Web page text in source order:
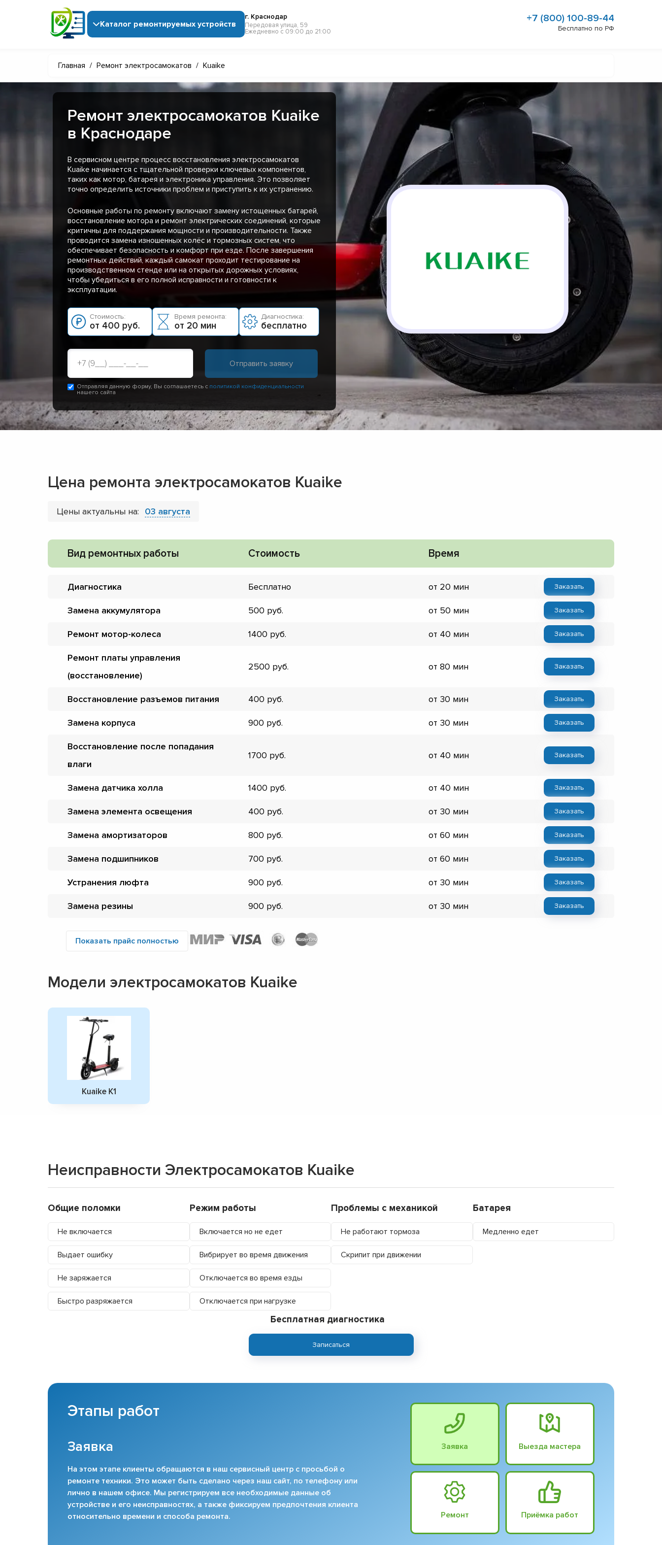
Каталог ремонтируемых устройств
г. Краснодар
Передовая улица, 59
Ежедневно с 09:00 до 21:00
+7 (800) 100-89-44
Бесплатно по РФ
Главная / Ремонт электросамокатов / Kuaike
Ремонт электросамокатов Kuaike
в Краснодаре
В сервисном центре процесс восстановления электросамокатов
Kuaike начинается с тщательной проверки ключевых компонентов,
таких как мотор, батарея и электроника управления. Это позволяет
точно определить источники проблем и приступить к их устранению.
Основные работы по ремонту включают замену истощенных батарей,
восстановление мотора и ремонт электрических соединений, которые
критичны для поддержания мощности и производительности. Также
проводится замена изношенных колёс и тормозных систем, что
обеспечивает безопасность и комфорт при езде. После завершения
ремонтных действий, каждый самокат проходит тестирование на
производственном стенде или на открытых дорожных условиях,
чтобы убедиться в его полной исправности и готовности к
эксплуатации.
Стоимость:
от 400 руб.
Время ремонта:
от 20 мин
Диагностика:
бесплатно
Отправляя данную форму, Вы соглашаетесь с политикой конфиденциальности
нашего сайта
Цена ремонта электросамокатов Kuaike
Цены актуальны на: 03 августа
Вид ремонтных работы Стоимость Время
Диагностика Бесплатно от 20 мин Заказать
Замена аккумулятора 500 от 50 мин Заказать
Ремонт мотор-колеса 1400 от 40 мин Заказать
Ремонт платы управления
(восстановление)
2500 от 80 мин Заказать
Восстановление разъемов питания 400 от 30 мин Заказать
Замена корпуса 900 от 30 мин Заказать
Восстановление после попадания
влаги
1700 от 40 мин Заказать
Замена датчика холла 1400 от 40 мин Заказать
Замена элемента освещения 400 от 30 мин Заказать
Замена амортизаторов 800 от 60 мин Заказать
Замена подшипников 700 от 60 мин Заказать
Устранения люфта 900 от 30 мин Заказать
Замена резины 900 от 30 мин Заказать
Показать прайс полностью
Модели электросамокатов Kuaike
Kuaike K1
Неисправности Электросамокатов Kuaike
Общие поломки
Не включается
Выдает ошибку
Не заряжается
Быстро разряжается
Режим работы
Включается но не едет
Вибрирует во время движения
Отключается во время езды
Отключается при нагрузке
Проблемы с механикой
Не работают тормоза
Скрипит при движении
Батарея
Медленно едет
Бесплатная диагностика
Записаться
Этапы работ
Заявка
На этом этапе клиенты обращаются в наш сервисный центр с просьбой о
ремонте техники. Это может быть сделано через наш сайт, по телефону или
лично в нашем офисе. Мы регистрируем все необходимые данные об
устройстве и его неисправностях, а также фиксируем предпочтения клиента
относительно времени и способа ремонта.
Заявка Выезда мастера
Ремонт Приёмка работ